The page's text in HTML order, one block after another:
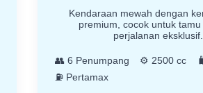
Kendaraan mewah dengan
premium, cocok untuk tamu
perjalanan eksklusif.
👥 6 Penumpang ⚙️ 2500 cc
⛽ Pertamax